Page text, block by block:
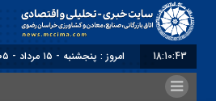
18:10:44 امروز : پنجشنبه - ۱۵ مرداد - ۱۴۰۵